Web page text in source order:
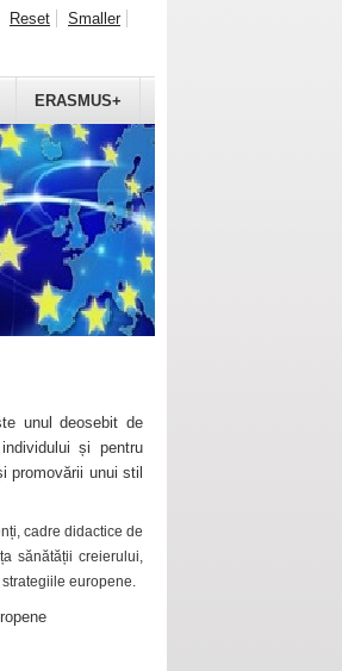
ERASMUS+
Reset Smaller
unul deosebit de
și pentru
promovării unui stil
cadre didactice de
sănătății creierului,
europene.